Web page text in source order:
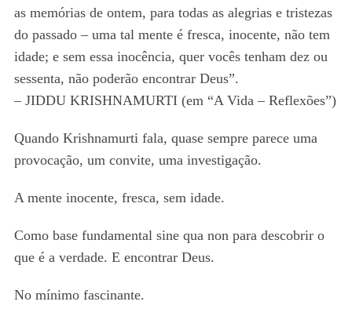
as memórias de ontem, para todas as alegrias e tristezas
do passado – uma tal mente é fresca, inocente, não tem
idade; e sem essa inocência, quer vocês tenham dez ou
sessenta, não poderão encontrar Deus”.
– JIDDU KRISHNAMURTI (em “A Vida – Reflexões”)
Quando Krishnamurti fala, quase sempre parece uma
provocação, um convite, uma investigação.
A mente inocente, fresca, sem idade.
Como base fundamental sine qua non para descobrir o
que é a verdade. E encontrar Deus.
No mínimo fascinante.